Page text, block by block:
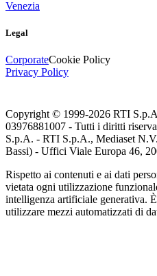
Venezia
Legal
CorporateCookie Policy
Privacy Policy
Copyright © 1999-2026 RTI
03976881007 - Tutti i diritti
S.p.A. - RTI S.p.A., Mediaset
Bassi) - Uffici Viale Europa 46,
Rispetto ai contenuti e ai dati
vietata ogni utilizzazione
intelligenza artificiale generativa.
utilizzare mezzi automatizzati di